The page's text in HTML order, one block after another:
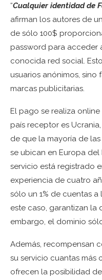
“Cualquier identidad de
afirman los autores de
de sólo 100$
password para acceder
conocida red social.
usuarios anónimos,
marcas publicitarias.
El pago se realiza
país receptor es
de que la mayoría de
se ubican en Europa del
servicio está registrado
experiencia de cuatro
sólo un 1% de cuentas
este caso, garantizan la
embargo, el dominio
Además, recompensan
su servicio cuantas más
ofrecen la posibilidad